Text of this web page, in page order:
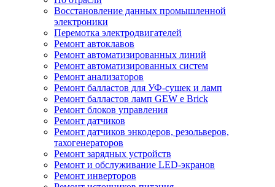
Восстановление данных промышленной
электроники
Перемотка электродвигателей
Ремонт автоклавов
Ремонт автоматизированных линий
Ремонт автоматизированных систем
Ремонт анализаторов
Ремонт балластов для УФ-сушек и ламп
Ремонт балластов ламп GEW e Brick
Ремонт блоков управления
Ремонт датчиков
Ремонт датчиков энкодеров, резольверов,
тахогенераторов
Ремонт зарядных устройств
Ремонт и обслуживание LED-экранов
Ремонт инверторов